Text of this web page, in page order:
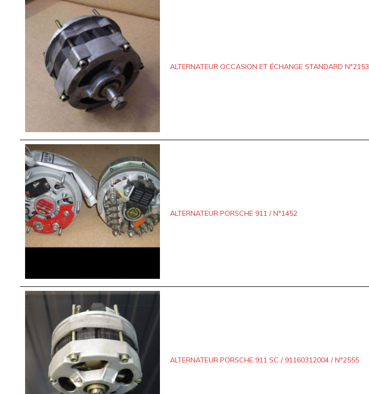
ALTERNATEUR OCCASION ET ÉCHANGE STANDARD N°2153
ALTERNATEUR PORSCHE 911 / N°1452
ALTERNATEUR PORSCHE 911 SC / 91160312004 / N°2555